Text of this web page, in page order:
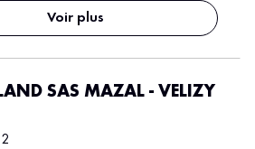
Voir plus
SAS MAZAL - VELIZY